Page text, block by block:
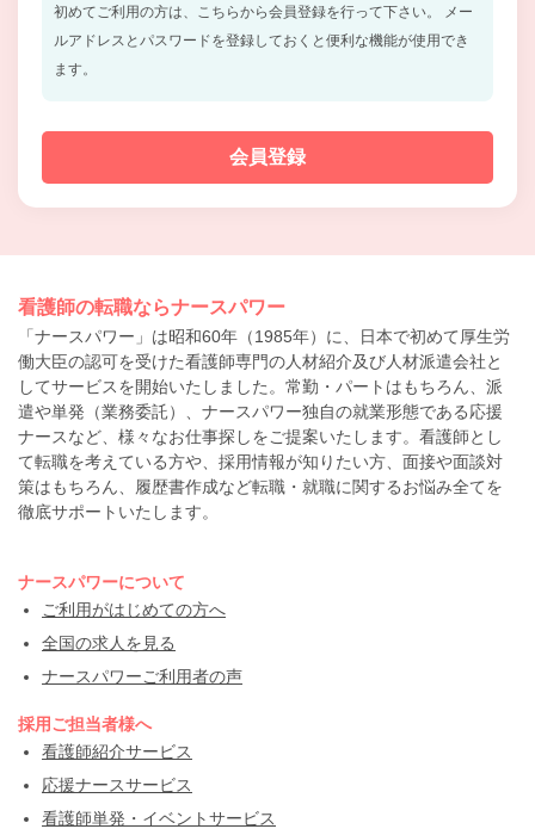
初めてご利用の方は、こちらから会員登録を行って下さい。
メー
ルアドレスとパスワードを登録しておくと便利な機能が使用でき
ます。
会員登録
看護師の転職ならナースパワー
「ナースパワー」は昭和60年（1985年）に、日本で初めて厚生労
働大臣の認可を受けた看護師専門の人材紹介及び人材派遣会社と
してサービスを開始いたしました。常勤・パートはもちろん、派
遣や単発（業務委託）、ナースパワー独自の就業形態である応援
ナースなど、様々なお仕事探しをご提案いたします。看護師とし
て転職を考えている方や、採用情報が知りたい方、面接や面談対
策はもちろん、履歴書作成など転職・就職に関するお悩み全てを
徹底サポートいたします。
ナースパワーについて
ご利用がはじめての方へ
全国の求人を見る
ナースパワーご利用者の声
採用ご担当者様へ
看護師紹介サービス
応援ナースサービス
看護師単発・イベントサービス